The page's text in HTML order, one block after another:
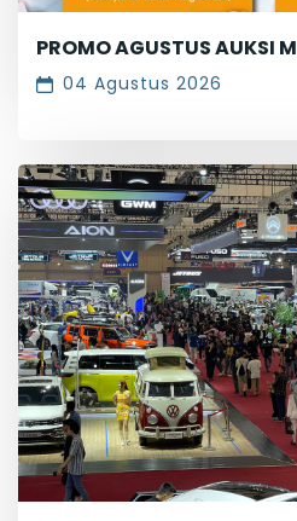
PROMO AGUSTUS AUKSI
04 Agustus 2026